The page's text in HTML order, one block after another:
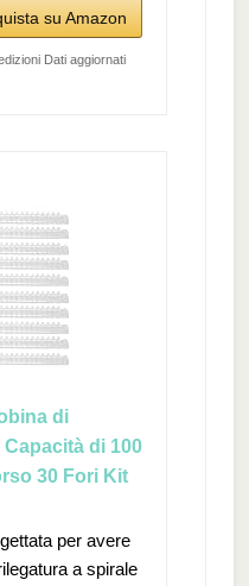
su Amazon
Dati aggiornati
di
di 100
30 Fori Kit
per avere
a spirale